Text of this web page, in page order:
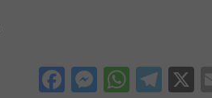
Facebook X